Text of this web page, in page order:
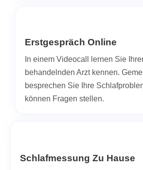
Erstgespräch Online
In einem Videocall lernen Sie
behandelnden Arzt kennen.
besprechen Sie Ihre
können Fragen stellen.
Schlafmessung Zu Hause